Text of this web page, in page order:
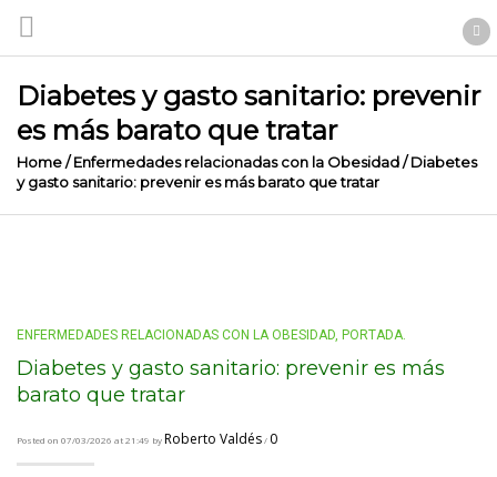
Diabetes y gasto sanitario: prevenir
es más barato que tratar
Home/ Enfermedades relacionadas con la Obesidad/ Diabetes
y gasto sanitario: prevenir es más barato que tratar
ENFERMEDADES RELACIONADAS CON LA OBESIDAD, PORTADA.
Diabetes y gasto sanitario: prevenir es más
barato que tratar
Posted on 07/03/2026 at 21:49 byRoberto Valdés/ 0